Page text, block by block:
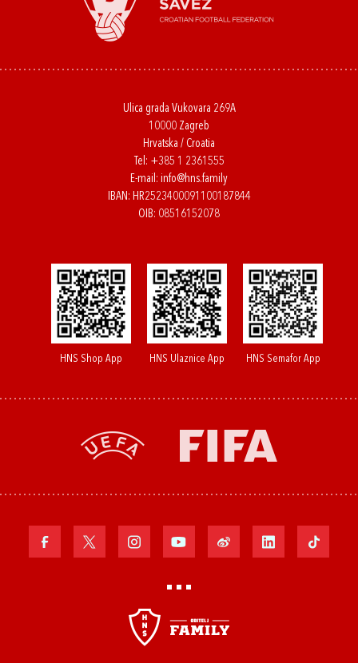
Ulica grada Vukovara 269A
10000 Zagreb
Hrvatska / Croatia
Tel: +385 1 2361555
E-mail: info@hns.family
IBAN: HR2523400091100187844
OIB: 08516152078
HNS Shop App HNS Ulaznice App HNS Semafor App